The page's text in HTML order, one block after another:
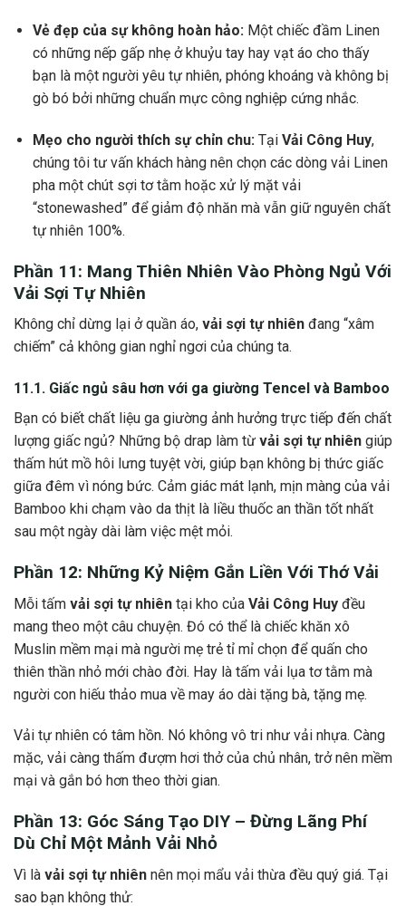
Vẻ đẹp của sự không hoàn hảo:Một chiếc đầm Linen
có những nếp gấp nhẹ ở khuỷu tay hay vạt áo cho thấy
bạn là một người yêu tự nhiên, phóng khoáng và không bị
gò bó bởi những chuẩn mực công nghiệp cứng nhắc.
Mẹo cho người thích sự chỉn chu:Tại Vải Công Huy,
chúng tôi tư vấn khách hàng nên chọn các dòng vải Linen
pha một chút sợi tơ tằm hoặc xử lý mặt vải
“stonewashed” để giảm độ nhăn mà vẫn giữ nguyên chất
tự nhiên 100%.
Phần 11: Mang Thiên Nhiên Vào Phòng Ngủ Với
Vải Sợi Tự Nhiên
Không chỉ dừng lại ở quần áo, vải sợi tự nhiên đang “xâm
chiếm” cả không gian nghỉ ngơi của chúng ta.
11.1. Giấc ngủ sâu hơn với ga giường Tencel và Bamboo
Bạn có biết chất liệu ga giường ảnh hưởng trực tiếp đến chất
lượng giấc ngủ? Những bộ drap làm từ vải sợi tự nhiên giúp
thấm hút mồ hôi lưng tuyệt vời, giúp bạn không bị thức giấc
giữa đêm vì nóng bức. Cảm giác mát lạnh, mịn màng của vải
Bamboo khi chạm vào da thịt là liều thuốc an thần tốt nhất
sau một ngày dài làm việc mệt mỏi.
Phần 12: Những Kỷ Niệm Gắn Liền Với Thớ Vải
Mỗi tấm vải sợi tự nhiên tại kho của Vải Công Huy đều
mang theo một câu chuyện. Đó có thể là chiếc khăn xô
Muslin mềm mại mà người mẹ trẻ tỉ mỉ chọn để quấn cho
thiên thần nhỏ mới chào đời. Hay là tấm vải lụa tơ tằm mà
người con hiếu thảo mua về may áo dài tặng bà, tặng mẹ.
Vải tự nhiên có tâm hồn. Nó không vô tri như vải nhựa. Càng
mặc, vải càng thấm đượm hơi thở của chủ nhân, trở nên mềm
mại và gắn bó hơn theo thời gian.
Phần 13: Góc Sáng Tạo DIY – Đừng Lãng Phí
Dù Chỉ Một Mảnh Vải Nhỏ
Vì là vải sợi tự nhiên nên mọi mẩu vải thừa đều quý giá. Tại
sao bạn không thử: